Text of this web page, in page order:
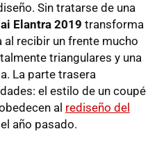
Sin tratarse de una
Elantra 2019 transforma
recibir un frente mucho
triangulares y una
La parte trasera
el estilo de un coupé
al rediseño del
año pasado.